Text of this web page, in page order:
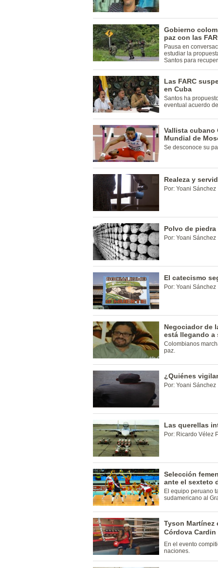
Gobierno
paz con las
Pausa en
estudiar la
Santos para
Las FARC
en Cuba
Santos ha
eventual acuerdo
Vallista cubano
Mundial de
Se desconoce su
Realeza y
Por: Yoani Sánchez
Polvo de piedra
Por: Yoani Sánchez
El catecismo
Por: Yoani Sánchez
Negociador de
está llegando a
Colombianos
paz.
¿Quiénes
Por: Yoani Sánchez
Las querellas
Por: Ricardo Vélez
Selección
ante el sexteto
El equipo peruano
sudamericano al
Tyson
Córdova
En el evento
naciones.